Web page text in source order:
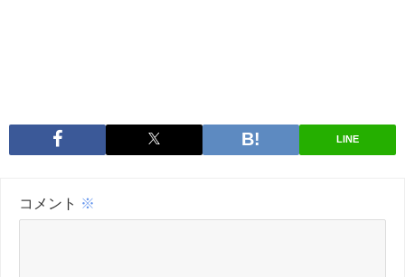
LINE
コメント ※